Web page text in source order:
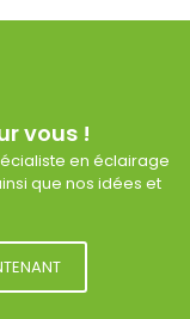
vous !
en éclairage
que nos idées et